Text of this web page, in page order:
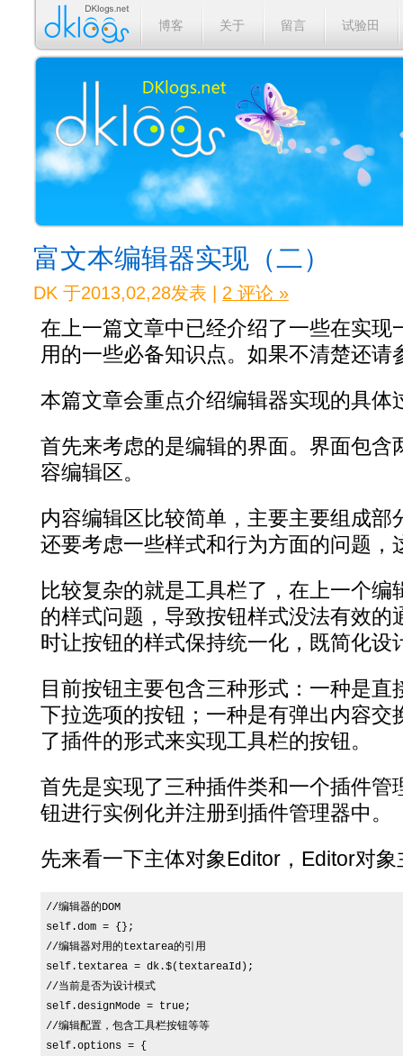
博客 关于 留言 试验田
富文本编辑器实现（二）
DK 于2013,02,28发表 | 2 评论 »
在上一篇文章中已经介绍了一些在实现
用的一些必备知识点。如果不清楚还请
本篇文章会重点介绍编辑器实现的具体
首先来考虑的是编辑的界面。界面包含
容编辑区。
内容编辑区比较简单，主要主要组成部
还要考虑一些样式和行为方面的问题，
比较复杂的就是工具栏了，在上一个编
的样式问题，导致按钮样式没法有效的
时让按钮的样式保持统一化，既简化设
目前按钮主要包含三种形式：一种是直
下拉选项的按钮；一种是有弹出内容交
了插件的形式来实现工具栏的按钮。
首先是实现了三种插件类和一个插件管
钮进行实例化并注册到插件管理器中。
先来看一下主体对象Editor，Editor对
//编辑器的DOM
self.dom = {};
//编辑器对用的textarea的引用
self.textarea = dk.$(textareaId);
//当前是否为设计模式
self.designMode = true;
//编辑配置，包含工具栏按钮等等
self.options = {